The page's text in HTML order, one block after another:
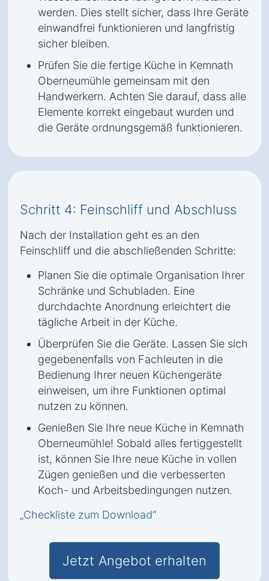
werden. Dies stellt sicher, dass Ihre Geräte
einwandfrei funktionieren und langfristig
sicher bleiben.
Prüfen Sie die fertige Küche in Kemnath
Oberneumühle gemeinsam mit den
Handwerkern. Achten Sie darauf, dass alle
Elemente korrekt eingebaut wurden und
die Geräte ordnungsgemäß funktionieren.
Schritt 4: Feinschliff und Abschluss
Nach der Installation geht es an den
Feinschliff und die abschließenden Schritte:
Planen Sie die optimale Organisation Ihrer
Schränke und Schubladen. Eine
durchdachte Anordnung erleichtert die
tägliche Arbeit in der Küche.
Überprüfen Sie die Geräte. Lassen Sie sich
gegebenenfalls von Fachleuten in die
Bedienung Ihrer neuen Küchengeräte
einweisen, um ihre Funktionen optimal
nutzen zu können.
Genießen Sie Ihre neue Küche in Kemnath
Oberneumühle! Sobald alles fertiggestellt
ist, können Sie Ihre neue Küche in vollen
Zügen genießen und die verbesserten
Koch- und Arbeitsbedingungen nutzen.
„Checkliste zum Download“
Jetzt Angebot erhalten